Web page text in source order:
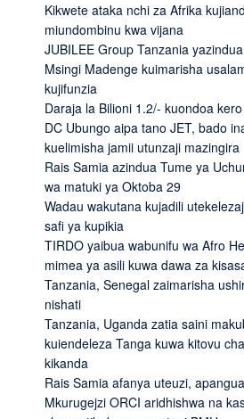
Kikwete ataka nchi za Afrika
miundombinu kwa vijana
JUBILEE Group Tanzania
Msingi Madenge kuimarisha
kujifunzia
Daraja la Bilioni 1.2/- kuondoa
DC Ubungo aipa tano JET, bado
kuelimisha jamii utunzaji mazingira
Rais Samia azindua Tume ya
wa matuki ya Oktoba 29
Wadau wakutana kujadili
safi ya kupikia
TIRDO yaibua wabunifu wa Afro
mimea ya asili kuwa dawa za
Tanzania, Senegal zaimarisha
nishati
Tanzania, Uganda zatia saini
kuiendeleza Tanga kuwa kitovu
kikanda
Rais Samia afanya uteuzi, apangua
Mkurugejzi ORCI aridhishwa na